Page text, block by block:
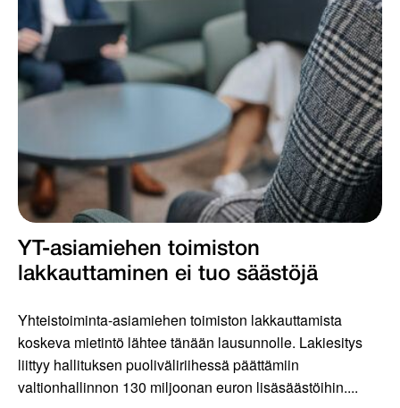
YT-asiamiehen toimiston
lakkauttaminen ei tuo säästöjä
Yhteistoiminta-asiamiehen toimiston lakkauttamista
koskeva mietintö lähtee tänään lausunnolle. Lakiesitys
liittyy hallituksen puoliväliriihessä päättämiin
valtionhallinnon 130 miljoonan euron lisäsäästöihin....